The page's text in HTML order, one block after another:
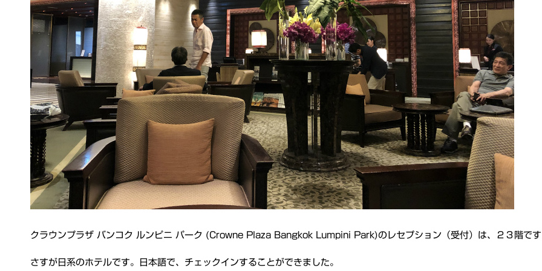
クラウンプラザ バンコク ルンピニ パーク (Crowne Plaza Bangkok Lumpini Park)のレセプション（受付）は、２３階で
さすが日系のホテルです。日本語で、チェックインすることができました。